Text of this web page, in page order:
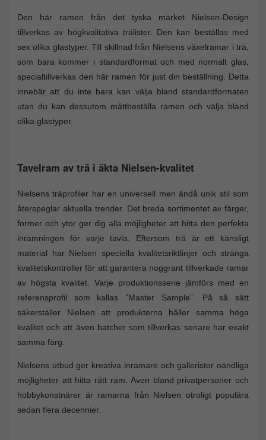
Den här ramen från det tyska märket Nielsen-Design
tillverkas av högkvalitativa trälister. Den kan beställas med
sex olika glastyper. Till skillnad från Nielsens växelramar i trä,
som bara kommer i standardformat och med normalt glas,
specialtillverkas den här ramen för just din beställning. Detta
innebär att du inte bara kan välja bland standardformaten
utan du kan dessutom måttbeställa ramen och välja bland
olika glastyper.
Tavelram av trä i äkta Nielsen-kvalitet
Nielsens träprofiler har en universell men ändå unik stil som
återspeglar aktuella trender. Det breda sortimentet av färger,
former och ytor ger dig alla möjligheter att hitta den perfekta
inramningen för varje tavla. Eftersom trä är ett känsligt
material har Nielsen speciella kvalitetsriktlinjer och stränga
kvalitetskontroller för att garantera noggrant tillverkade ramar
av högsta kvalitet. Varje produktionsserie jämförs med en
referensprofil som kallas ”Master Sample”. På så sätt
säkerställer Nielsen att produkterna håller samma höga
kvalitet och att även batcher som tillverkas senare har exakt
samma färg.
Nielsens utbud ger kreativa inramare och gallerister oändliga
möjligheter att hitta rätt ram. Även bland privatpersoner och
hobbykonstnärer är ramarna från Nielsen otroligt populära
sedan flera decennier.